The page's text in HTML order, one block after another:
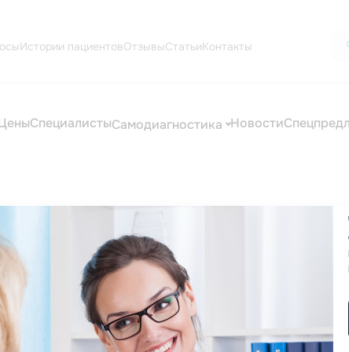
Истории пациентовОтзывыСтатьиКонтакты
СпециалистыСамодиагностика Новости